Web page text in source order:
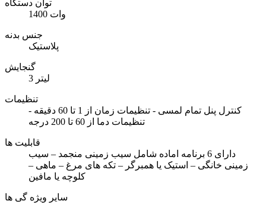
توان دستگاه
1400 وات
جنس بدنه
پلاستیک
گنجایش
3 لیتر
تنظیمات
کنترل پنل تمام لمسی - تنظیمات زمان از 1 تا 60 دقیقه -
تنظیمات دما از 60 تا 200 درجه
قابلیت ها
دارای 6 برنامه اماده شامل سیب زمینی منجمد – سیب
زمینی خانگی – استیک یا همبرگر – تکه های مرغ – ماهی –
کلوچه یا مافین
سایر ویژه گی ها